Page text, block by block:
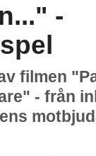
-
filmen
- från